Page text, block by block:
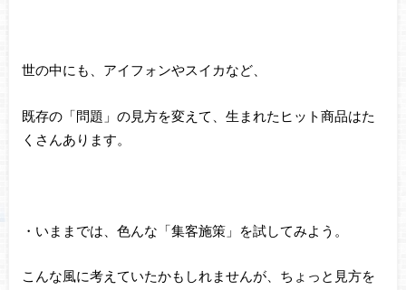
世の中にも、アイフォンやスイカなど、
既存の「問題」の見方を変えて、生まれたヒット商品はた
くさんあります。
・いままでは、色んな「集客施策」を試してみよう。
こんな風に考えていたかもしれませんが、ちょっと見方を